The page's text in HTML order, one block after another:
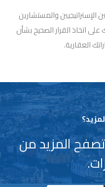
الإستراتيجيين والمستشارين
اتخاذ القرار الصحيح بشأن
العقارية.
تصفح المزيد من